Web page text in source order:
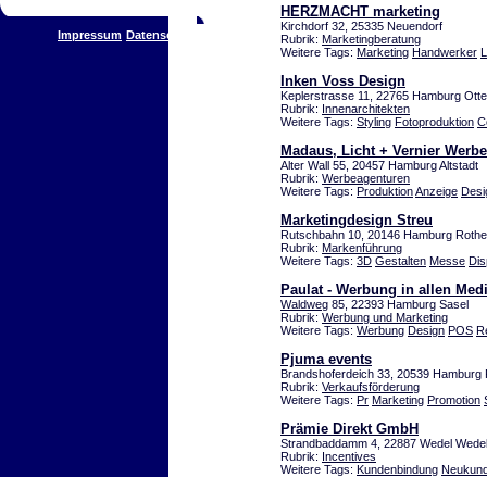
Impressum Datenschutz
HERZMACHT marketing
Kirchdorf 32, 25335 Neuendorf
Rubrik: Marketingberatung
Weitere Tags: Marketing Handwerker
Inken Voss Design
Keplerstrasse 11, 22765 Hamburg
Rubrik: Innenarchitekten
Weitere Tags: Styling Fotoproduktion
Madaus, Licht + Vernier
Alter Wall 55, 20457 Hamburg Altstadt
Rubrik: Werbeagenturen
Weitere Tags: ProduktionAnzeige
Marketingdesign Streu
Rutschbahn 10, 20146 Hamburg
Rubrik: Markenführung
Weitere Tags: 3D Gestalten Messe
Paulat - Werbung in allen
Waldweg 85, 22393 Hamburg Sasel
Rubrik: Werbung und Marketing
Weitere Tags: Werbung Design POS
Pjuma events
Brandshoferdeich 33, 20539 Hamburg
Rubrik: Verkaufsförderung
Weitere Tags: Pr Marketing Promotion
Prämie Direkt GmbH
Strandbaddamm 4, 22887 Wedel Wedel
Rubrik: Incentives
Weitere Tags: Kundenbindung